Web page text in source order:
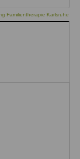
Familientherapie Karlsruhe